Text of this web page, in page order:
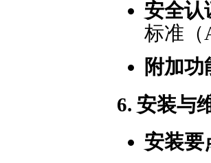
安全认
标准（
附加功
6. 安装与
安装要